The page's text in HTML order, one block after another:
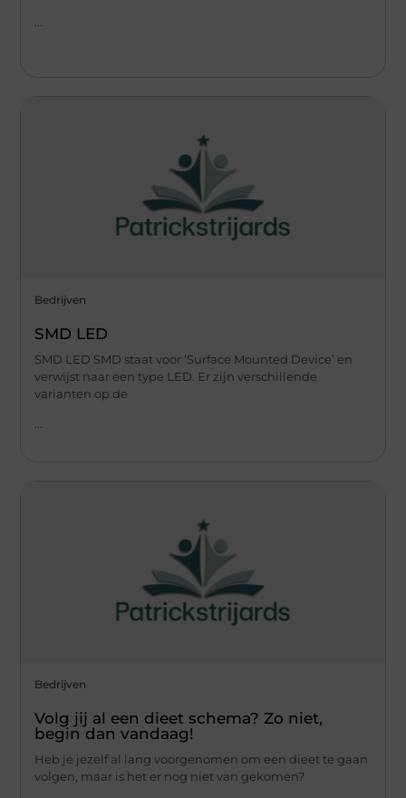
Bedrijven
SMD LED
SMD LED SMD staat voor ‘Surface Mounted Device’ en
verwijst naar een type LED. Er zijn verschillende
varianten op de
Bedrijven
Volg jij al een dieet schema? Zo niet,
begin dan vandaag!
Heb je jezelf al lang voorgenomen om een dieet te gaan
volgen, maar is het er nog niet van gekomen?